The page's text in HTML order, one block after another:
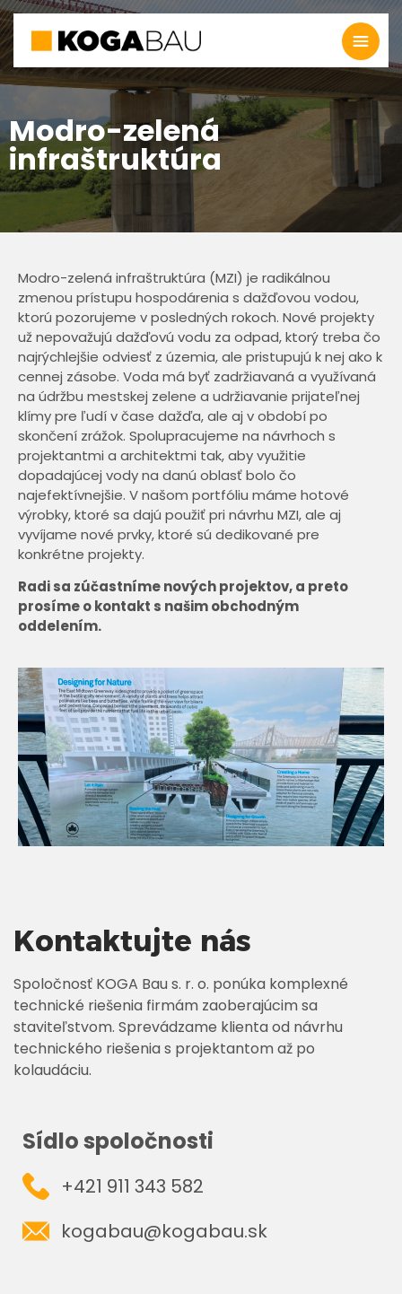
Modro-zelená
infraštruktúra
Modro-zelená infraštruktúra (MZI) je radikálnou
zmenou prístupu hospodárenia s dažďovou vodou,
ktorú pozorujeme v posledných rokoch. Nové projekty
už nepovažujú dažďovú vodu za odpad, ktorý treba čo
najrýchlejšie odviesť z územia, ale pristupujú k nej ako k
cennej zásobe. Voda má byť zadržiavaná a využívaná
na údržbu mestskej zelene a udržiavanie prijateľnej
klímy pre ľudí v čase dažďa, ale aj v období po
skončení zrážok. Spolupracujeme na návrhoch s
projektantmi a architektmi tak, aby využitie
dopadajúcej vody na danú oblasť bolo čo
najefektívnejšie. V našom portfóliu máme hotové
výrobky, ktoré sa dajú použiť pri návrhu MZI, ale aj
vyvíjame nové prvky, ktoré sú dedikované pre
konkrétne projekty.
Radi sa zúčastníme nových projektov, a preto
prosíme o kontakt s našim obchodným
oddelením.
Kontaktujte nás
Spoločnosť KOGA Bau s. r. o. ponúka komplexné
technické riešenia firmám zaoberajúcim sa
staviteľstvom. Sprevádzame klienta od návrhu
technického riešenia s projektantom až po
kolaudáciu.
Sídlo spoločnosti
+421 911 343 582
kogabau@kogabau.sk